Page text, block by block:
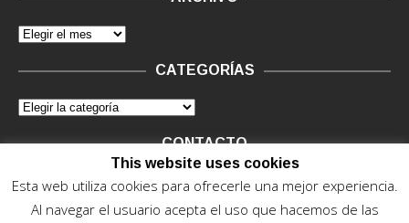
CATEGORÍAS
CONTACTO
Vinilo Negro.Consultas de anunciantes y Legal, en vinilo at
This website uses cookies
Esta web utiliza cookies para ofrecerle una mejor experiencia.
Al navegar el usuario acepta el uso que hacemos de las